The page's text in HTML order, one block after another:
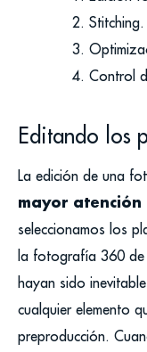
Stitching.
Control
Editando los
La edición de una
mayor
seleccionamos los
la fotografía 360
hayan sido
cualquier elemento
preproducción.